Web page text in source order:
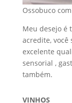
Ossobuco
Meu desejo é
acredite, você
excelente
sensorial ,
também.
VINHOS